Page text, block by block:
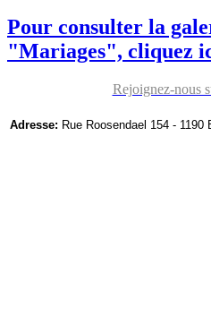
Pour consulter la
"Mariages", cliquez
Rejoignez-nous
Adresse: Rue Roosendael 154 - 1190